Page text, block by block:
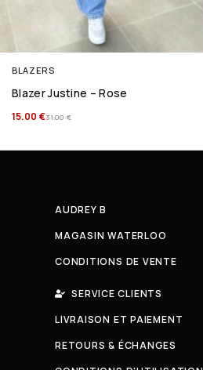
BLAZERS
Blazer Justine – Rose
31.00€
15.00 €
AUDREY B
MAGASIN WATERLOO
CONDITIONS DE VENTE
SERVICE CLIENTS
LIVRAISON ET PAIEMENT
RETOURS & ÉCHANGES